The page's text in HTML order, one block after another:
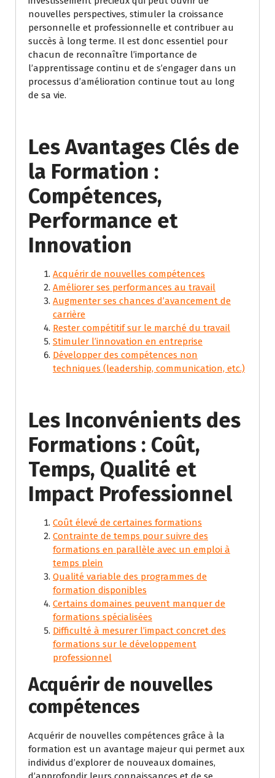
nouvelles perspectives, stimuler la croissance
personnelle et professionnelle et contribuer au
succès à long terme. Il est donc essentiel pour
chacun de reconnaître l’importance de
l’apprentissage continu et de s’engager dans un
processus d’amélioration continue tout au long
de sa vie.
Les Avantages Clés de
la Formation :
Compétences,
Performance et
Innovation
Acquérir de nouvelles compétences
Améliorer ses performances au travail
Augmenter ses chances d’avancement de
carrière
Rester compétitif sur le marché du travail
Stimuler l’innovation en entreprise
Développer des compétences non
techniques (leadership, communication, etc.)
Les Inconvénients des
Formations : Coût,
Temps, Qualité et
Impact Professionnel
Coût élevé de certaines formations
Contrainte de temps pour suivre des
formations en parallèle avec un emploi à
temps plein
Qualité variable des programmes de
formation disponibles
Certains domaines peuvent manquer de
formations spécialisées
Difficulté à mesurer l’impact concret des
formations sur le développement
professionnel
Acquérir de nouvelles
compétences
Acquérir de nouvelles compétences grâce à la
formation est un avantage majeur qui permet aux
individus d’explorer de nouveaux domaines,